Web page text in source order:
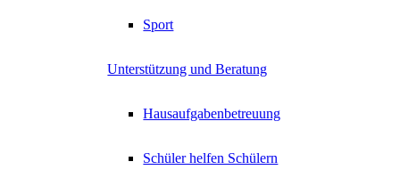
Sport
Unterstützung und Beratung
Hausaufgabenbetreuung
Schüler helfen Schülern